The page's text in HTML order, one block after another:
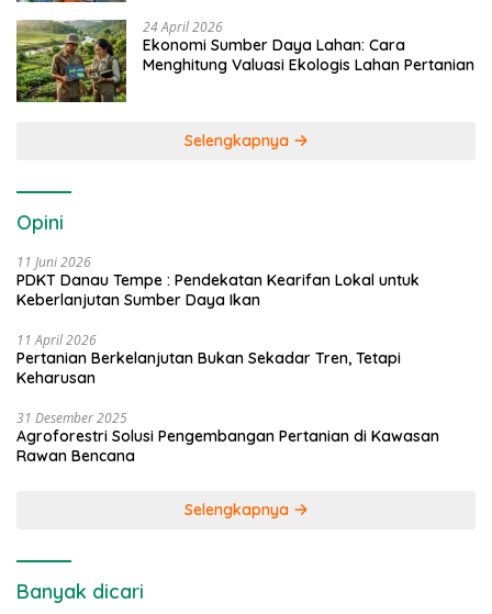
24 April 2026
Ekonomi Sumber Daya Lahan: Cara
Menghitung Valuasi Ekologis Lahan Pertanian
Selengkapnya
Opini
11 Juni 2026
PDKT Danau Tempe : Pendekatan Kearifan Lokal untuk
Keberlanjutan Sumber Daya Ikan
11 April 2026
Pertanian Berkelanjutan Bukan Sekadar Tren, Tetapi
Keharusan
31 Desember 2025
Agroforestri Solusi Pengembangan Pertanian di Kawasan
Rawan Bencana
Selengkapnya
Banyak dicari